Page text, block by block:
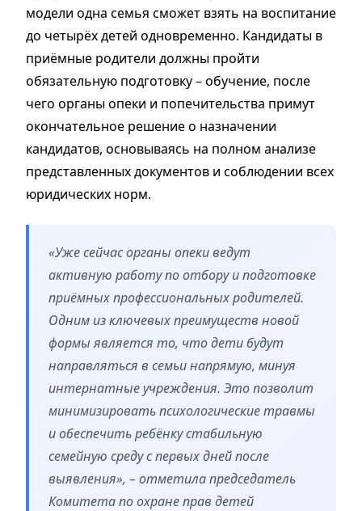
модели одна семья сможет взять на воспитание
до четырёх детей одновременно. Кандидаты в
приёмные родители должны пройти
обязательную подготовку – обучение, после
чего органы опеки и попечительства примут
окончательное решение о назначении
кандидатов, основываясь на полном анализе
представленных документов и соблюдении всех
юридических норм.
«Уже сейчас органы опеки ведут
активную работу по отбору и подготовке
приёмных профессиональных родителей.
Одним из ключевых преимуществ новой
формы является то, что дети будут
направляться в семьи напрямую, минуя
интернатные учреждения. Это позволит
минимизировать психологические травмы
и обеспечить ребёнку стабильную
семейную среду с первых дней после
выявления», – отметила председатель
Комитета по охране прав детей